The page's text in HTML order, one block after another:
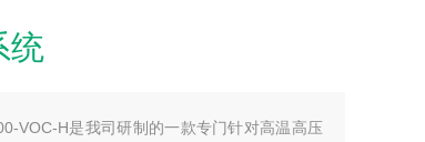
统
VOC-H是我司研制的一款专门针对高温高压